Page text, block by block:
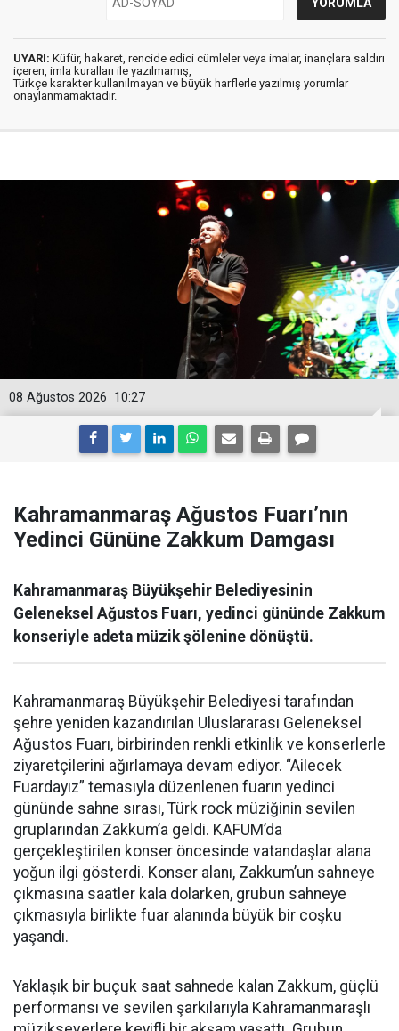
UYARI: Küfür, hakaret, rencide edici cümleler veya imalar, inançlara saldırı
içeren, imla kuralları ile yazılmamış,
Türkçe karakter kullanılmayan ve büyük harflerle yazılmış yorumlar
onaylanmamaktadır.
10:27
08 Ağustos 2026
Kahramanmaraş Ağustos Fuarı’nın
Yedinci Gününe Zakkum Damgası
Kahramanmaraş Büyükşehir Belediyesinin
Geleneksel Ağustos Fuarı, yedinci gününde Zakkum
konseriyle adeta müzik şölenine dönüştü.
Kahramanmaraş Büyükşehir Belediyesi tarafından
şehre yeniden kazandırılan Uluslararası Geleneksel
Ağustos Fuarı, birbirinden renkli etkinlik ve konserlerle
ziyaretçilerini ağırlamaya devam ediyor. “Ailecek
Fuardayız” temasıyla düzenlenen fuarın yedinci
gününde sahne sırası, Türk rock müziğinin sevilen
gruplarından Zakkum’a geldi. KAFUM’da
gerçekleştirilen konser öncesinde vatandaşlar alana
yoğun ilgi gösterdi. Konser alanı, Zakkum’un sahneye
çıkmasına saatler kala dolarken, grubun sahneye
çıkmasıyla birlikte fuar alanında büyük bir coşku
yaşandı.
Yaklaşık bir buçuk saat sahnede kalan Zakkum, güçlü
performansı ve sevilen şarkılarıyla Kahramanmaraşlı